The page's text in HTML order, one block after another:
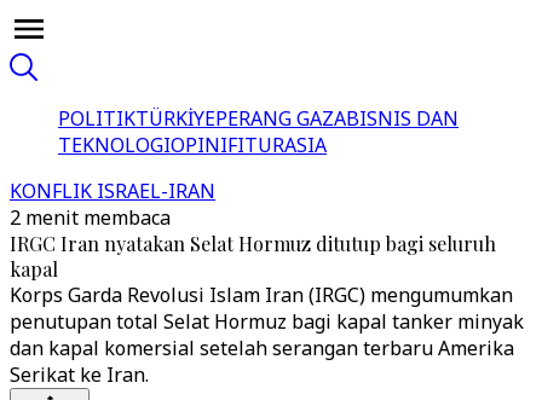
POLITIKTÜRKİYEPERANG GAZABISNIS DAN
TEKNOLOGIOPINIFITURASIA
KONFLIK ISRAEL-IRAN
2 menit membaca
IRGC Iran nyatakan Selat Hormuz ditutup bagi seluruh
kapal
Korps Garda Revolusi Islam Iran (IRGC) mengumumkan
penutupan total Selat Hormuz bagi kapal tanker minyak
dan kapal komersial setelah serangan terbaru Amerika
Serikat ke Iran.